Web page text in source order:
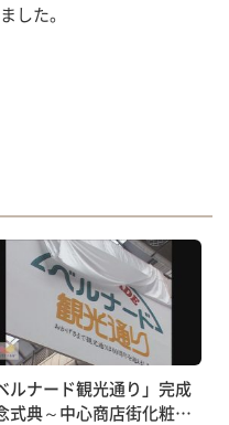
した。
ルナード観光通り」完成
式典～中心商店街化粧直